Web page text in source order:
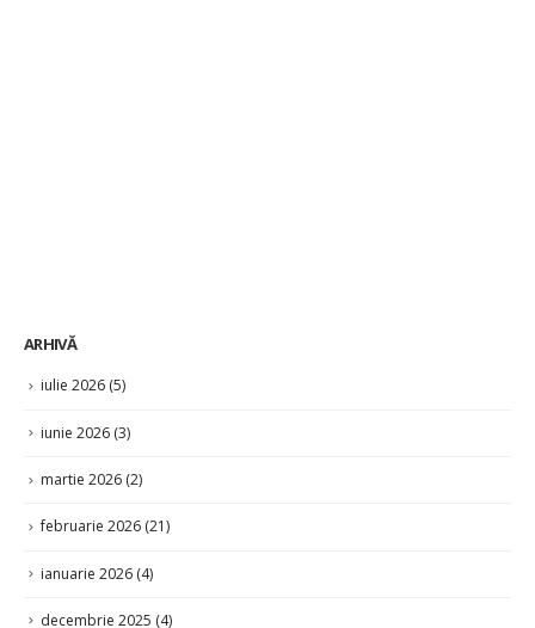
ARHIVĂ
iulie 2026 (5)
iunie 2026 (3)
martie 2026 (2)
februarie 2026 (21)
ianuarie 2026 (4)
decembrie 2025 (4)